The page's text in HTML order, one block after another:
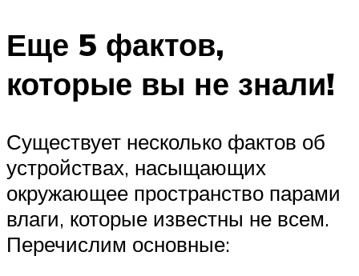
Еще 5 фактов,
которые вы не знали!
Существует несколько фактов об
устройствах, насыщающих
окружающее пространство парами
влаги, которые известны не всем.
Перечислим основные: